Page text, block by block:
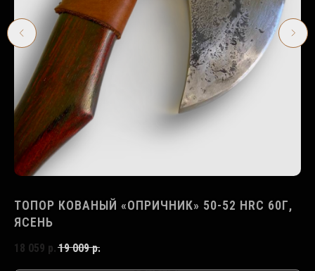
ТОПОР КОВАНЫЙ «ОПРИЧНИК» 50-52 HRC 60Г,
ЯСЕНЬ
18 059 р. 19 009 р.